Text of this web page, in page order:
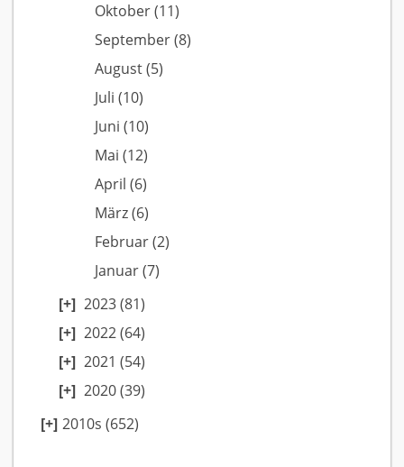
Oktober(11)
September(8)
August(5)
Juli (10)
Juni (10)
Mai (12)
April (6)
März(6)
Februar(2)
Januar(7)
2023(81)
2022(64)
2021 (54)
2020(39)
2010s (652)